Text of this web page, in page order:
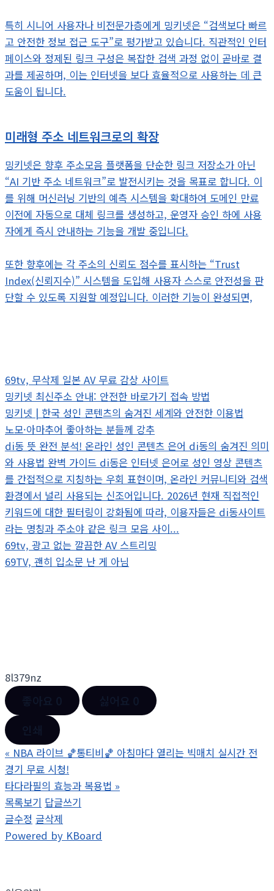
특히 시니어 사용자나 비전문가층에게 밍키넷은 “검색보다 빠르
고 안전한 정보 접근 도구”로 평가받고 있습니다. 직관적인 인터
페이스와 정제된 링크 구성은 복잡한 검색 과정 없이 곧바로 결
과를 제공하며, 이는 인터넷을 보다 효율적으로 사용하는 데 큰
도움이 됩니다.
미래형 주소 네트워크로의 확장
밍키넷은 향후 주소모음 플랫폼을 단순한 링크 저장소가 아닌
“AI 기반 주소 네트워크”로 발전시키는 것을 목표로 합니다. 이
를 위해 머신러닝 기반의 예측 시스템을 확대하여 도메인 만료
이전에 자동으로 대체 링크를 생성하고, 운영자 승인 하에 사용
자에게 즉시 안내하는 기능을 개발 중입니다.
또한 향후에는 각 주소의 신뢰도 점수를 표시하는 “Trust
Index(신뢰지수)” 시스템을 도입해 사용자 스스로 안전성을 판
단할 수 있도록 지원할 예정입니다. 이러한 기능이 완성되면,
69tv, 무삭제 일본 AV 무료 감상 사이트
밍키넷 최신주소 안내: 안전한 바로가기 접속 방법
밍키넷 | 한국 성인 콘텐츠의 숨겨진 세계와 안전한 이용법
노모·아마추어 좋아하는 분들께 강추
di동 뜻 완전 분석! 온라인 성인 콘텐츠 은어 di동의 숨겨진 의미
와 사용법 완벽 가이드 di동은 인터넷 은어로 성인 영상 콘텐츠
를 간접적으로 지칭하는 우회 표현이며, 온라인 커뮤니티와 검색
환경에서 널리 사용되는 신조어입니다. 2026년 현재 직접적인
키워드에 대한 필터링이 강화됨에 따라, 이용자들은 di동사이트
라는 명칭과 주소야 같은 링크 모음 사이...
69tv, 광고 없는 깔끔한 AV 스트리밍
69TV, 괜히 입소문 난 게 아님
8l379nz
« NBA 라이브 🏀통티비🏀 아침마다 열리는 빅매치 실시간 전
경기 무료 시청!
타다라필의 효능과 복용법 »
목록보기 답글쓰기
글수정 글삭제
Powered by KBoard